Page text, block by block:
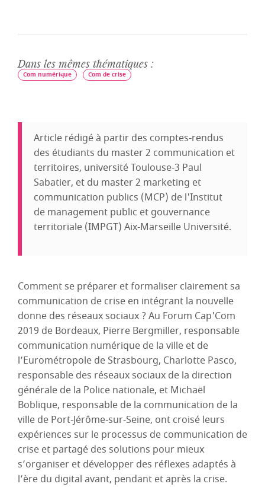
Dans les mêmes thématiques :
Com numérique Com de crise
Article rédigé à partir des comptes-rendus
des étudiants du master 2 communication et
territoires, université Toulouse-3 Paul
Sabatier, et du master 2 marketing et
communication publics (MCP) de l'Institut
de management public et gouvernance
territoriale (IMPGT) Aix-Marseille Université.
Comment se préparer et formaliser clairement sa
communication de crise en intégrant la nouvelle
donne des réseaux sociaux ? Au Forum Cap'Com
2019 de Bordeaux, Pierre Bergmiller, responsable
communication numérique de la ville et de
l’Eurométropole de Strasbourg, Charlotte Pasco,
responsable des réseaux sociaux de la direction
générale de la Police nationale, et Michaël
Boblique, responsable de la communication de la
ville de Port-Jérôme-sur-Seine, ont croisé leurs
expériences sur le processus de communication de
crise et partagé des solutions pour mieux
s’organiser et développer des réflexes adaptés à
l’ère du digital avant, pendant et après la crise.